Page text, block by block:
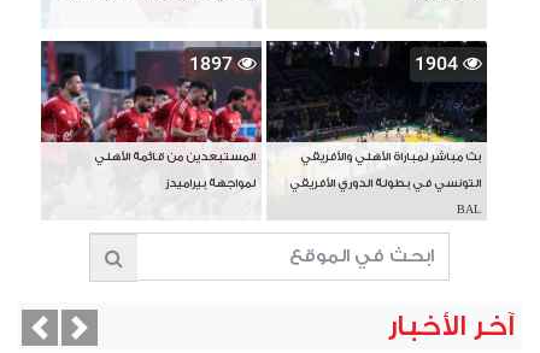
1904
بث مباشر لمباراة الأهلي والأفريقي
التونسي في بطولة الدوري الأفريقي
BAL
1897
المستبعدين من قائمة الأهلي
لمواجهة بيراميدز
آخر الأخبار Next